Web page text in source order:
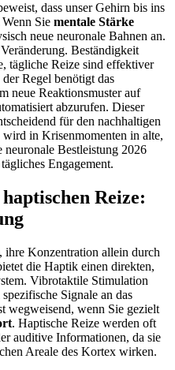
dass unser Gehirn bis ins
Sie mentale Stärke
neue neuronale Bahnen an.
Beständigkeit
tägliche Reize sind effektiver
Regel benötigt das
neue Reaktionsmuster auf
abzurufen. Dieser
für den nachhaltigen
in Krisenmomenten in alte,
Bestleistung 2026
Engagement.
Reize:
ihre Konzentration allein durch
die Haptik einen direkten,
Vibrotaktile Stimulation
Signale an das
wegweisend, wenn Sie gezielt
. Haptische Reize werden oft
auditive Informationen, da sie
Areale des Kortex wirken.